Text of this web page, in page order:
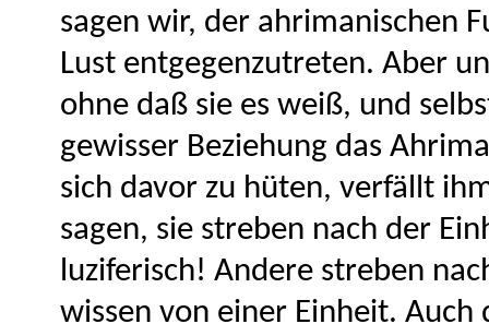
sagen wir, der ahrimanischen
Lust entgegenzutreten. Aber
ohne daß sie es weiß, und
gewisser Beziehung das
sich davor zu hüten, verfällt
sagen, sie streben nach der
luziferisch! Andere streben
wissen von einer Einheit.